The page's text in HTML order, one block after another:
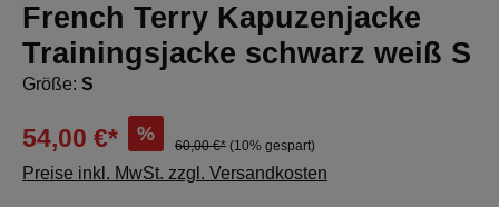
French Terry Kapuzenjacke
Trainingsjacke schwarz weiß S
Größe: S
54,00 €* %
60,00 €* (10% gespart)
Preise inkl. MwSt. zzgl. Versandkosten